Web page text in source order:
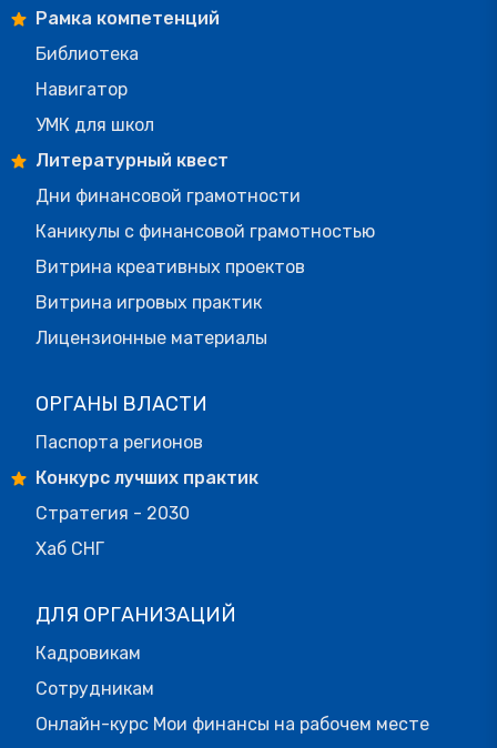
Рамка компетенций
Библиотека
Навигатор
УМК для школ
Литературный квест
Дни финансовой грамотности
Каникулы с финансовой грамотностью
Витрина креативных проектов
Витрина игровых практик
Лицензионные материалы
ОРГАНЫ ВЛАСТИ
Паспорта регионов
Конкурс лучших практик
Стратегия - 2030
Хаб СНГ
ДЛЯ ОРГАНИЗАЦИЙ
Кадровикам
Сотрудникам
Онлайн-курс Мои финансы на рабочем месте